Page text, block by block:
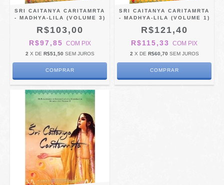
SRI CAITANYA CARITAMRTA
- MADHYA-LILA (VOLUME 3)
R$103,00
R$97,85 COM PIX
2 X DE R$51,50 SEM JUROS
SRI CAITANYA CARITAMRTA
- MADHYA-LILA (VOLUME 1)
R$121,40
R$115,33 COM PIX
2 X DE R$60,70 SEM JUROS